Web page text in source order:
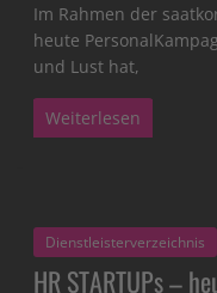
Im Rahmen der
heute
und Lust hat,
Weiterlesen
Dienstleisterverzeichnis
HR STARTUPs –